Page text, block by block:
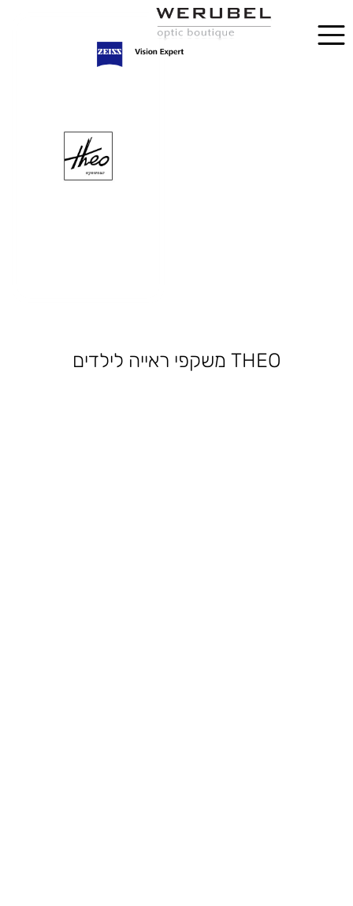
THEO משקפי ראייה לילדים